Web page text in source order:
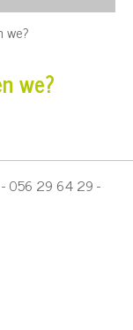
we?
we?
- 056 29 64 29 -